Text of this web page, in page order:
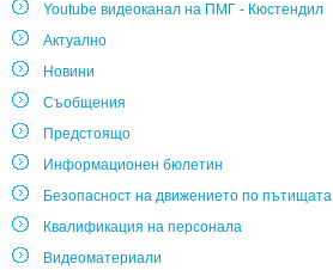
Youtube видеоканал на ПМГ - Кюстендил
Актуално
Новини
Съобщения
Предстоящо
Информационен бюлетин
Безопасност на движението по пътищата
Квалификация на персонала
Видеоматериали